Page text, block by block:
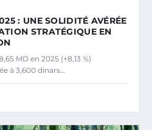
: UNE SOLIDITÉ AVÉRÉE
STRATÉGIQUE EN
MD en 2025 (+8,13 %)
à 3,600 dinars…